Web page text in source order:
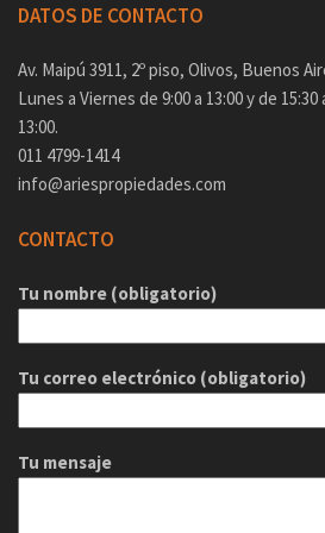
DATOS DE CONTACTO
Av. Maipú 3911, 2º piso, Olivos, Buenos
Lunes a Viernes de 9:00 a 13:00 y de 15:30
13:00.
011 4799-1414
info@ariespropiedades.com
CONTACTO
Tu nombre (obligatorio)
Tu correo electrónico (obligatorio)
Tu mensaje